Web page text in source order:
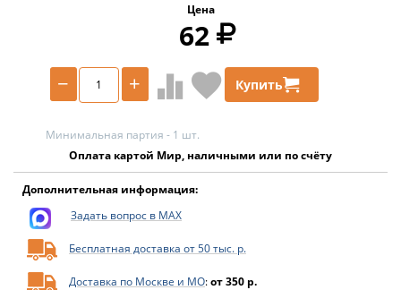
Цена
62
+
− Купить
Минимальная партия - 1 шт.
Оплата картой Мир, наличными или по счёту
Дополнительная информация:
Задать вопрос в MAX
Бесплатная доставка от 50 тыс. р.
Доставка по Москве и МО:от 350 р.